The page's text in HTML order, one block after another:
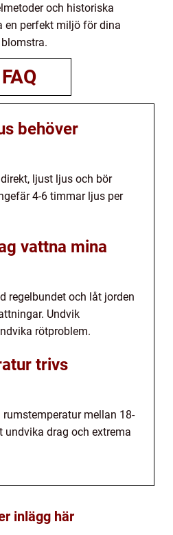
och historiska
en perfekt miljö för dina
FAQ
behöver
ljust ljus och bör
4-6 timmar ljus per
vattna mina
regelbundet och låt jorden
Undvik
rötproblem.
trivs
mellan 18-
undvika drag och extrema
inlägg här